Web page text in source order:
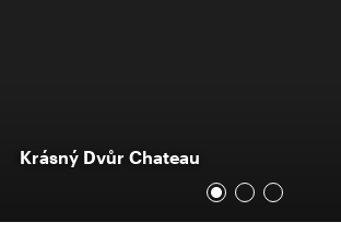
Krásný Dvůr Chateau